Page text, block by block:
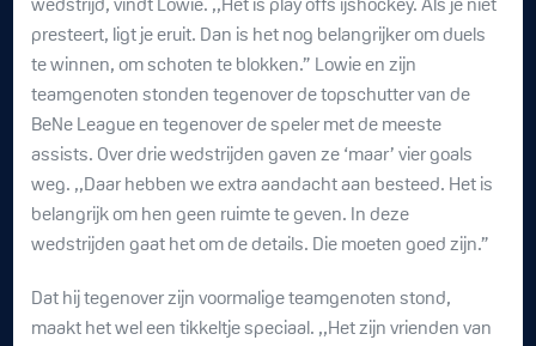
wedstrijd, vindt Lowie. ,,Het is play offs ijshockey. Als je niet
presteert, ligt je eruit. Dan is het nog belangrijker om duels
te winnen, om schoten te blokken.” Lowie en zijn
teamgenoten stonden tegenover de topschutter van de
BeNe League en tegenover de speler met de meeste
assists. Over drie wedstrijden gaven ze ‘maar’ vier goals
weg. ,,Daar hebben we extra aandacht aan besteed. Het is
belangrijk om hen geen ruimte te geven. In deze
wedstrijden gaat het om de details. Die moeten goed zijn.”
Dat hij tegenover zijn voormalige teamgenoten stond,
maakt het wel een tikkeltje speciaal. ,,Het zijn vrienden van